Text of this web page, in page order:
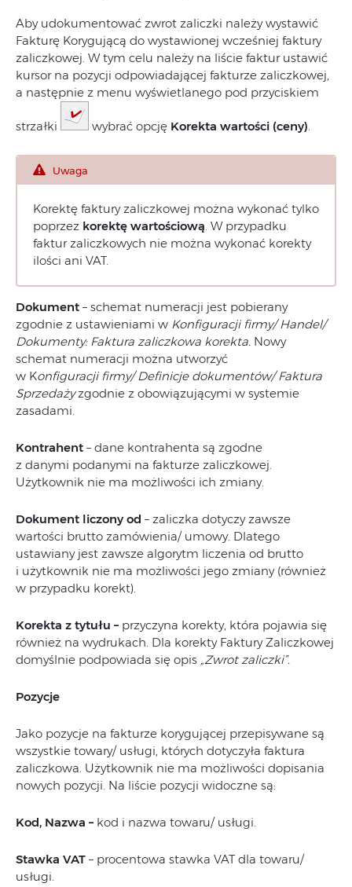
Aby udokumentować zwrot zaliczki należy wystawić
Fakturę Korygującą do wystawionej wcześniej faktury
zaliczkowej. W tym celu należy na liście faktur ustawić
kursor na pozycji odpowiadającej fakturze zaliczkowej,
a następnie z menu wyświetlanego pod przyciskiem
strzałki wybrać opcję Korekta wartości (ceny)
Uwaga
Korektę faktury zaliczkowej można wykonać tylko
poprzez korektę wartościową . W przypadku
faktur zaliczkowych nie można wykonać korekty
ilości ani VAT.
Dokument – schemat numeracji jest pobierany
zgodnie z ustawieniami w Konfiguracji firmy/ Handel/
Dokumenty: Faktura zaliczkowa korekta. Nowy
schemat numeracji można utworzyć
w Konfiguracji firmy/ Definicje dokumentów/ Faktura
Sprzedażyzgodnie z obowiązującymi w systemie
zasadami.
Kontrahent – dane kontrahenta są zgodne
z danymi podanymi na fakturze zaliczkowej.
Użytkownik nie ma możliwości ich zmiany.
Dokument liczony od – zaliczka dotyczy zawsze
wartości brutto zamówienia/ umowy. Dlatego
ustawiany jest zawsze algorytm liczenia od brutto
i użytkownik nie ma możliwości jego zmiany (również
w przypadku korekt).
Korekta z tytułu – przyczyna korekty, która pojawia się
również na wydrukach. Dla korekty Faktury Zaliczkowej
domyślnie podpowiada się opis „Zwrot zaliczki”.
Pozycje
Jako pozycje na fakturze korygującej przepisywane są
wszystkie towary/ usługi, których dotyczyła faktura
zaliczkowa. Użytkownik nie ma możliwości dopisania
nowych pozycji. Na liście pozycji widoczne są:
Kod, Nazwa – kod i nazwa towaru/ usługi.
Stawka VAT – procentowa stawka VAT dla towaru/
usługi.